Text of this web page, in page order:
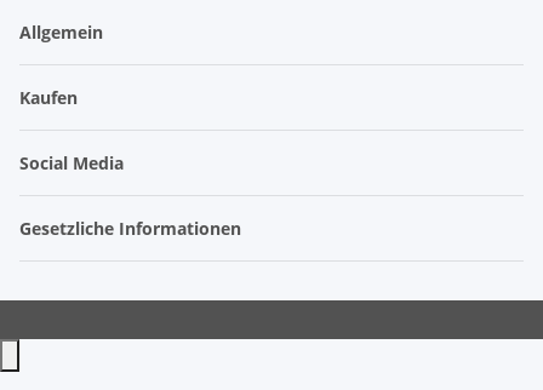
Allgemein
Kaufen
Social Media
Gesetzliche Informationen